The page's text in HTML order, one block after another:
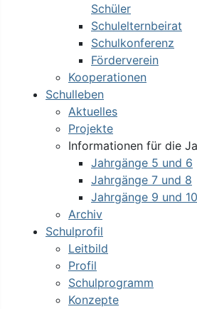
Schüler
Schulelternbeirat
Schulkonferenz
Förderverein
Kooperationen
Schulleben
Aktuelles
Projekte
Informationen für die
Jahrgänge 5 und 6
Jahrgänge 7 und 8
Jahrgänge 9 und 10
Archiv
Schulprofil
Leitbild
Profil
Schulprogramm
Konzepte